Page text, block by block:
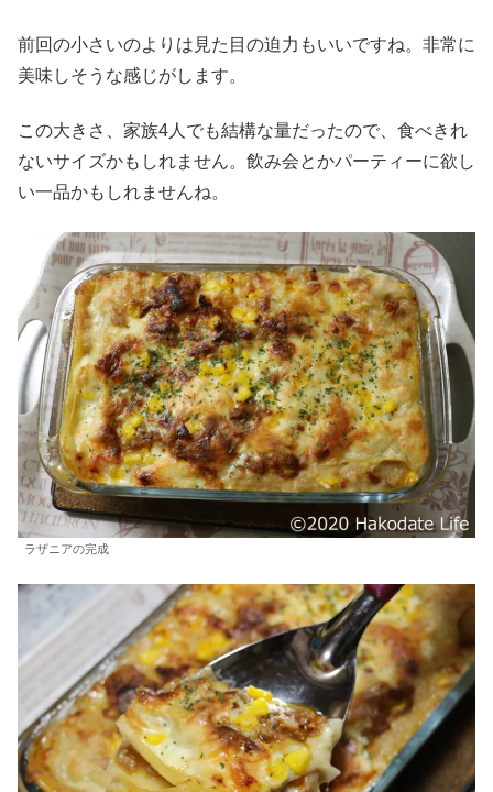
前回の小さいのよりは見た目の迫力もいいですね。非常に
美味しそうな感じがします。
この大きさ、家族4人でも結構な量だったので、食べきれ
ないサイズかもしれません。飲み会とかパーティーに欲し
い一品かもしれませんね。
ラザニアの完成